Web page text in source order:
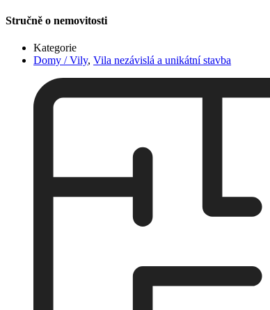
Stručně o nemovitosti
Kategorie
Domy / Vily,Vila nezávislá a unikátní stavba